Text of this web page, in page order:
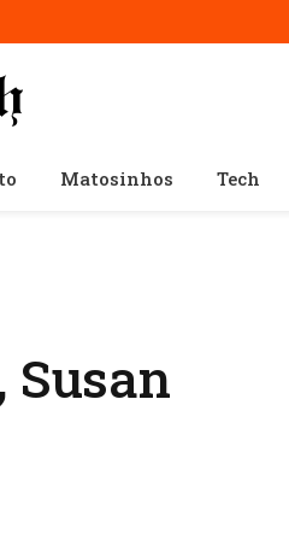
Matosinhos Tech